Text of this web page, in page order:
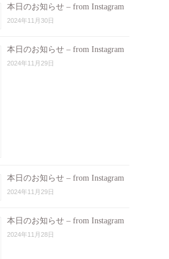
本日のお知らせ – from Instagram
2024年11月30日
本日のお知らせ – from Instagram
2024年11月29日
本日のお知らせ – from Instagram
2024年11月29日
本日のお知らせ – from Instagram
2024年11月28日